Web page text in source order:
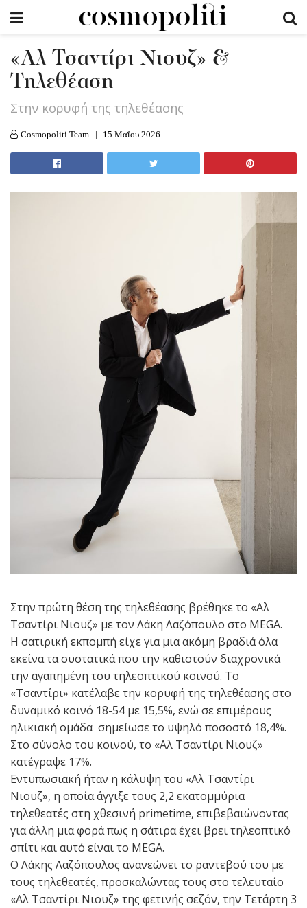
«Αλ Τσαντίρι Νιουζ» &
Τηλεθέαση
Στην κορυφή της τηλεθέασης
Cosmopoliti Team 15 Μαΐου 2026
Στην πρώτη θέση της τηλεθέασης βρέθηκε το «Αλ
Τσαντίρι Νιουζ» με τον Λάκη Λαζόπουλο στο MEGA.
Η σατιρική εκπομπή είχε για μια ακόμη βραδιά όλα
εκείνα τα συστατικά που την καθιστούν διαχρονικά
την αγαπημένη του τηλεοπτικού κοινού. Το
«Τσαντίρι» κατέλαβε την κορυφή της τηλεθέασης στο
δυναμικό κοινό 18-54 με 15,5%, ενώ σε επιμέρους
ηλικιακή ομάδα σημείωσε το υψηλό ποσοστό 18,4%.
Στο σύνολο του κοινού, το «Αλ Τσαντίρι Νιουζ»
κατέγραψε 17%.
Εντυπωσιακή ήταν η κάλυψη του «Αλ Τσαντίρι
Νιουζ», η οποία άγγιξε τους 2,2 εκατομμύρια
τηλεθεατές στη χθεσινή primetime, επιβεβαιώνοντας
για άλλη μια φορά πως η σάτιρα έχει βρει τηλεοπτικό
σπίτι και αυτό είναι το MEGA.
Ο Λάκης Λαζόπουλος ανανεώνει το ραντεβού του με
τους τηλεθεατές, προσκαλώντας τους στο τελευταίο
«Αλ Τσαντίρι Νιουζ» της φετινής σεζόν, την Τετάρτη 3